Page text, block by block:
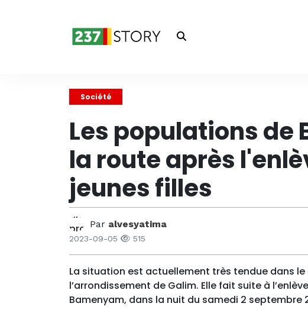
Société
Les populations de
la route après
jeunes filles
Par alvesyatima
2023-09-05 515
La situation est actuellement très tendue dans
l’arrondissement de Galim. Elle fait suite à
Bamenyam, dans la nuit du samedi 2 septembre